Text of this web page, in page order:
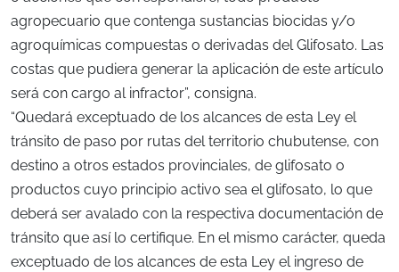
agropecuario que contenga sustancias biocidas y/o
agroquímicas compuestas o derivadas del Glifosato. Las
costas que pudiera generar la aplicación de este artículo
será con cargo al infractor”, consigna.
“Quedará exceptuado de los alcances de esta Ley el
tránsito de paso por rutas del territorio chubutense, con
destino a otros estados provinciales, de glifosato o
productos cuyo principio activo sea el glifosato, lo que
deberá ser avalado con la respectiva documentación de
tránsito que así lo certifique. En el mismo carácter, queda
exceptuado de los alcances de esta Ley el ingreso de